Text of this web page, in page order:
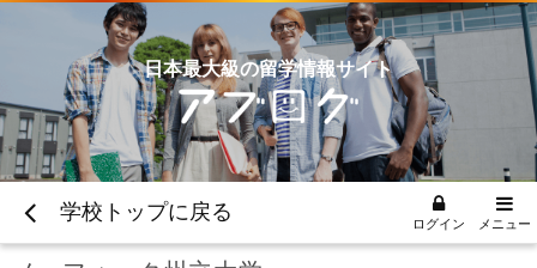
日本最大級の留学情報サイト
学校トップに戻る ログイン メニュー